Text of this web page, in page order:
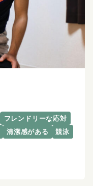
フレンドリーな応対
清潔感がある
競泳